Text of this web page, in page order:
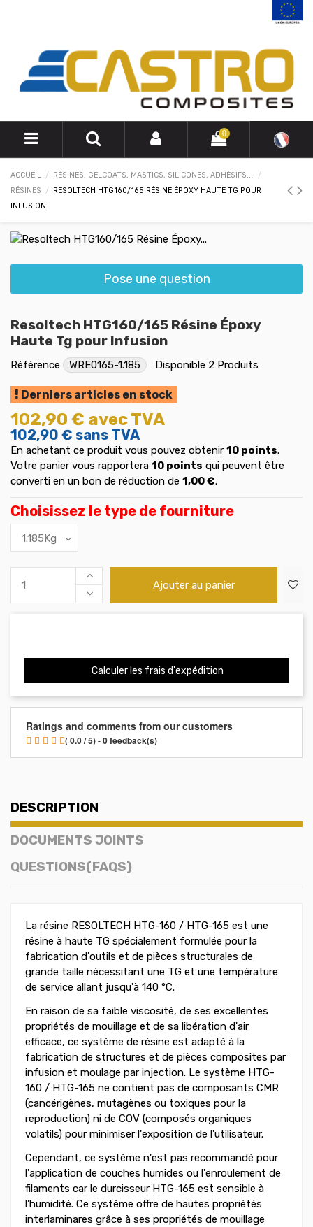
0
ACCUEIL
RÉSINES, GELCOATS, MASTICS, SILICONES, ADHÉSIFS...
RÉSINES
RESOLTECH HTG160/165 RÉSINE ÉPOXY HAUTE TG POUR
INFUSION
Pose une question
Resoltech HTG160/165 Résine Époxy
Haute Tg pour Infusion
Référence WRE0165-1.185 Disponible 2 Produits
Derniers articles en stock
102,90 € avec TVA
102,90 € sans TVA
En achetant ce produit vous pouvez obtenir 10 points.
Votre panier vous rapportera 10 points qui peuvent être
converti en un bon de réduction de 1,00 €.
Choisissez le type de fourniture
Ajouter au panier
Calculer les frais d'expédition
Ratings and comments from our customers
( 0.0 / 5) - 0 feedback(s)
DESCRIPTION
DOCUMENTS JOINTS
QUESTIONS(FAQS)
La résine RESOLTECH HTG-160 / HTG-165 est une
résine à haute TG spécialement formulée pour la
fabrication d'outils et de pièces structurales de
grande taille nécessitant une TG et une température
de service allant jusqu'à 140 °C.
En raison de sa faible viscosité, de ses excellentes
propriétés de mouillage et de sa libération d'air
efficace, ce système de résine est adapté à la
fabrication de structures et de pièces composites par
infusion et moulage par injection. Le système HTG-
160 / HTG-165 ne contient pas de composants CMR
(cancérigènes, mutagènes ou toxiques pour la
reproduction) ni de COV (composés organiques
volatils) pour minimiser l'exposition de l'utilisateur.
Cependant, ce système n'est pas recommandé pour
l'application de couches humides ou l'enroulement de
filaments car le durcisseur HTG-165 est sensible à
l'humidité. Ce système offre de hautes propriétés
interlaminares grâce à ses propriétés de mouillage